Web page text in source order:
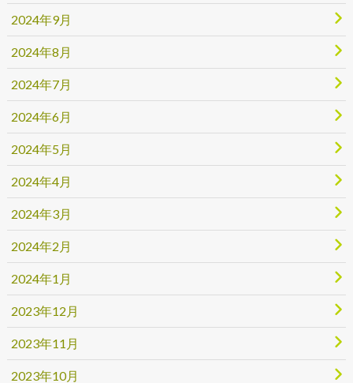
2024年9月
2024年8月
2024年7月
2024年6月
2024年5月
2024年4月
2024年3月
2024年2月
2024年1月
2023年12月
2023年11月
2023年10月